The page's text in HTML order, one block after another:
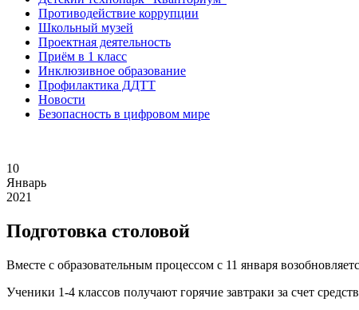
Противодействие коррупции
Школьный музей
Проектная деятельность
Приём в 1 класс
Инклюзивное образование
Профилактика ДДТТ
Новости
Безопасность в цифровом мире
10
Январь
2021
Подготовка столовой
Вместе с образовательным процессом с 11 января
Ученики 1-4 классов получают горячие завтраки за счет